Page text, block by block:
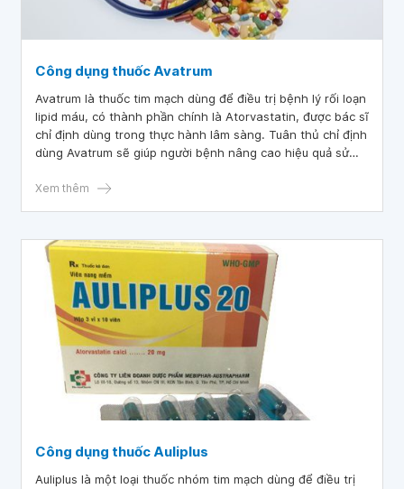
Công dụng thuốc Avatrum
Avatrum là thuốc tim mạch dùng để điều trị bệnh lý rối loạn
lipid máu, có thành phần chính là Atorvastatin, được bác sĩ
chỉ định dùng trong thực hành lâm sàng. Tuân thủ chỉ định
dùng Avatrum sẽ giúp người bệnh nâng cao hiệu quả sử
mong muốn.
Xem thêm
Công dụng thuốc Auliplus
Auliplus là một loại thuốc nhóm tim mạch dùng để điều trị